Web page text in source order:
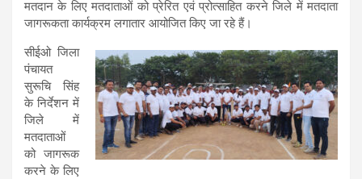
मतदान के लिए मतदाताओं को प्रेरित एवं प्रोत्साहित करने जिले में मतदाता
जागरूकता कार्यक्रम लगातार आयोजित किए जा रहे हैं।
सीईओ जिला
पंचायत
सुरूचि सिंह
के निर्देशन में
जिले में
मतदाताओं
को जागरूक
करने के लिए